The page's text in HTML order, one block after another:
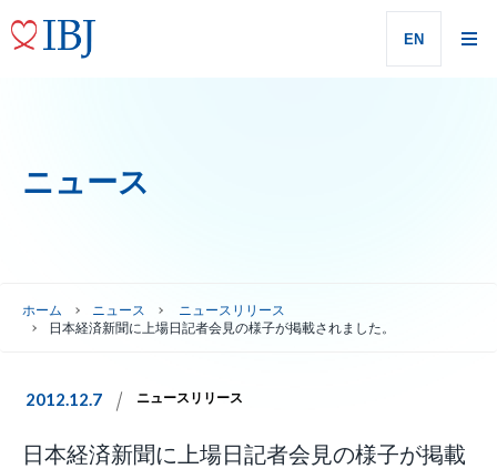
EN
ニュース
ホーム ニュース
ニュースリリース
日本経済新聞に上場日記者会見の様子が掲載されました。
2012.12.7 ニュースリリース
日本経済新聞に上場日記者会見の様子が掲載